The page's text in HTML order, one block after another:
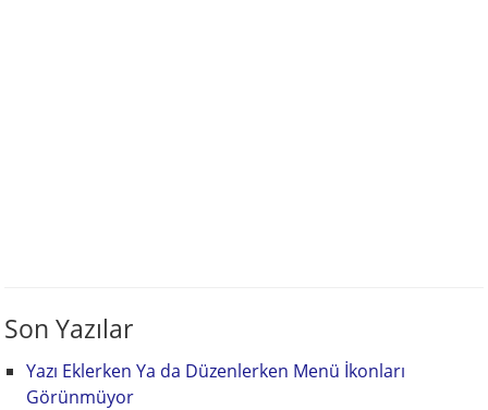
Son Yazılar
Yazı Eklerken Ya da Düzenlerken Menü İkonları
Görünmüyor